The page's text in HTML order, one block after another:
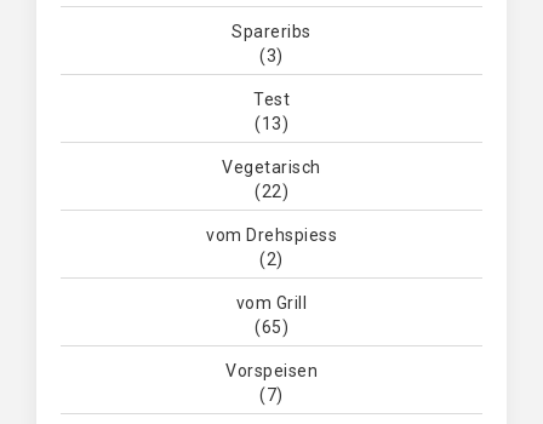
Spareribs
(3)
Test
(13)
Vegetarisch
(22)
vom Drehspiess
(2)
vom Grill
(65)
Vorspeisen
(7)